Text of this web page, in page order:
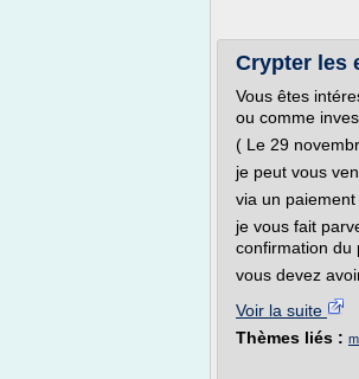
Crypter les
Vous êtes
ou comme
( Le 29
je peut vous
via un
je vous fait
confirmation du
vous devez
Voir la suite
Thèmes liés :